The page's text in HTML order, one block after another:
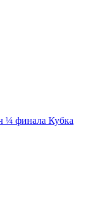
¼ финала Кубка